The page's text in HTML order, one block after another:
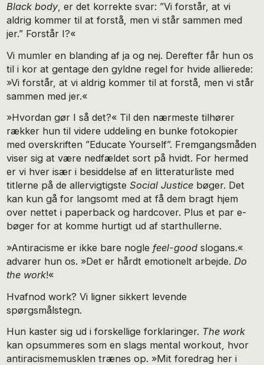
Black body, er det korrekte svar: ”Vi forstår, at vi
aldrig kommer til at forstå, men vi står sammen med
jer.” Forstår I?«
Vi mumler en blanding af ja og nej. Derefter får hun os
til i kor at gentage den gyldne regel for hvide allierede:
»Vi forstår, at vi aldrig kommer til at forstå, men vi står
sammen med jer.«
»Hvordan gør I så det?« Til den nærmeste tilhører
rækker hun til videre uddeling en bunke fotokopier
med overskriften ”Educate Yourself”. Fremgangsmåden
viser sig at være nedfældet sort på hvidt. For hermed
er vi hver især i besiddelse af en litteraturliste med
titlerne på de allervigtigsteSocial Justice bøger. Det
kan kun gå for langsomt med at få dem bragt hjem
over nettet i paperback og hardcover. Plus et par e-
bøger for at komme hurtigt ud af starthullerne.
»Antiracisme er ikke bare noglefeel-goodslogans.«
advarer hun os. »Det er hårdt emotionelt arbejde.Do
the work!«
Hvafnod work? Vi ligner sikkert levende
spørgsmålstegn.
Hun kaster sig ud i forskellige forklaringer. The work
kan opsummeres som en slags mental workout, hvor
antiracismemusklen trænes op. »Mit foredrag her i